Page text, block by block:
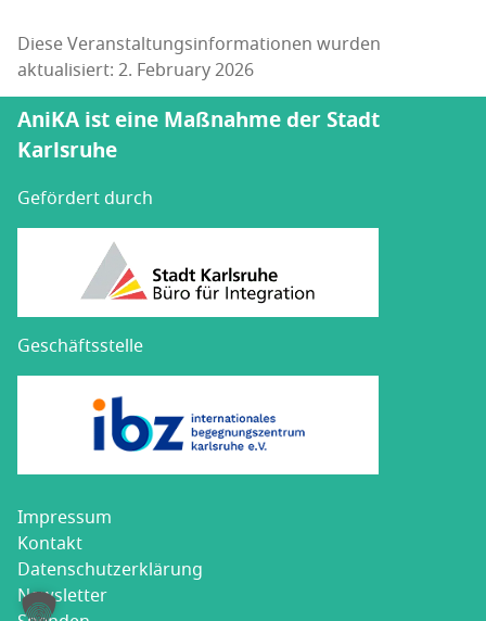
Diese Veranstaltungsinformationen wurden
aktualisiert: 2. February 2026
AniKA ist eine Maßnahme der Stadt
Karlsruhe
Gefördert durch
Geschäftsstelle
Impres­sum
Kon­takt
Datenschutz­erklärung
News­let­ter